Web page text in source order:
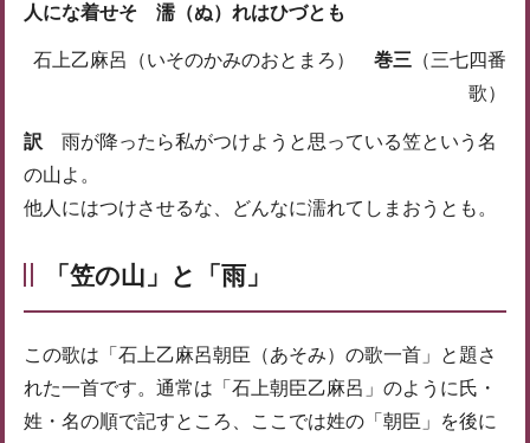
人にな着せそ 濡（ぬ）れはひづとも
石上乙麻呂（いそのかみのおとまろ） 巻三 （三七四番
歌）
訳 雨が降ったら私がつけようと思っている笠という名
の山よ。
他人にはつけさせるな、どんなに濡れてしまおうとも。
「笠の山」と「雨」
この歌は「石上乙麻呂朝臣（あそみ）の歌一首」と題さ
れた一首です。通常は「石上朝臣乙麻呂」のように氏・
姓・名の順で記すところ、ここでは姓の「朝臣」を後に